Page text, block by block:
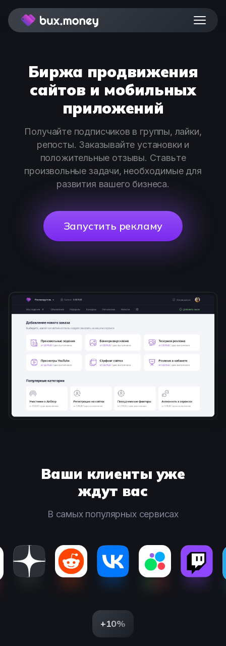
Для исполнителей
Стать партнером
Браузерное расширение
Регистрация
Вход
Биржа продвижения
сайтов и мобильных
приложений
Получайте подписчиков в группы, лайки,
репосты. Заказывайте установки и
положительные отзывы. Ставьте
произвольные задачи, необходимые для
развития вашего бизнеса.
Запустить рекламу
Ваши клиенты уже
ждут вас
В самых популярных сервисах
+10%